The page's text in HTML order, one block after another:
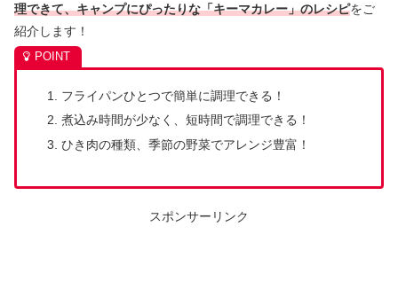
理できて、キャンプにぴったりな「キーマカレー」のレシピをご
紹介します！
フライパンひとつで簡単に調理できる！
煮込み時間が少なく、短時間で調理できる！
ひき肉の種類、季節の野菜でアレンジ豊富！
スポンサーリンク